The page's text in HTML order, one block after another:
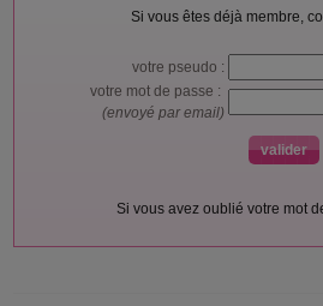
Si vous êtes déjà membre,
votre pseudo :
votre mot de passe :
(envoyé par email)
Si vous avez oublié votre mot